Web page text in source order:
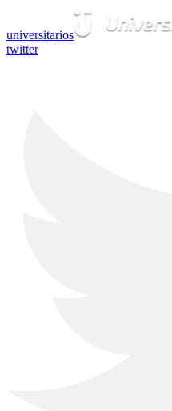
universitarios
twitter